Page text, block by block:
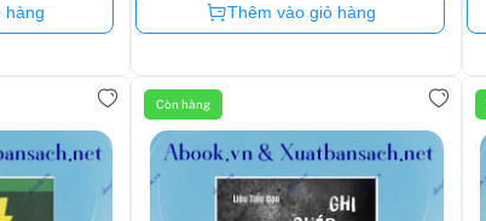
hàng
Còn hàng
Thêm vào giỏ hàng
Còn hàng